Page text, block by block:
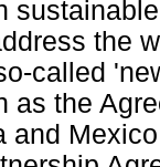
the
called
as the
and